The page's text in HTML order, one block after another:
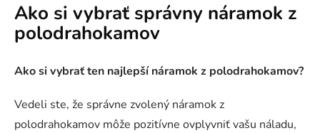
Ako si vybrať správny náramok z
polodrahokamov
Ako si vybrať ten najlepší náramok z polodrahokamov?
Vedeli ste, že správne zvolený náramok z
polodrahokamov môže pozitívne ovplyvniť vašu náladu,